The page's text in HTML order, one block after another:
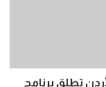
تطلق برنامج